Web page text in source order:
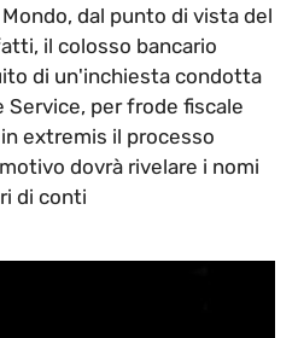
dal punto di vista del
il colosso bancario
di un'inchiesta condotta
Service, per frode fiscale
extremis il processo
dovrà rivelare i nomi
di conti